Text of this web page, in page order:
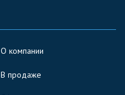
О компании
В продаже